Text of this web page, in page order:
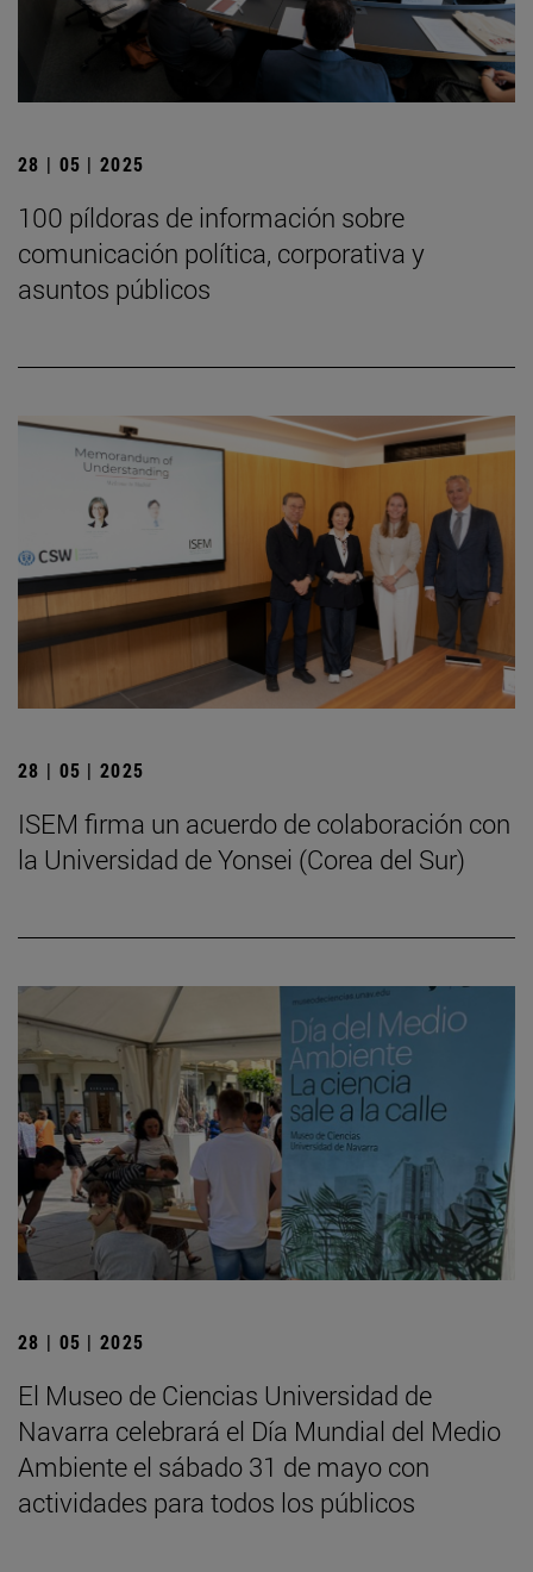
28 | 05 | 2025
100 píldoras de información sobre
comunicación política, corporativa y
asuntos públicos
28 | 05 | 2025
ISEM firma un acuerdo de colaboración con
la Universidad de Yonsei (Corea del Sur)
28 | 05 | 2025
El Museo de Ciencias Universidad de
Navarra celebrará el Día Mundial del Medio
Ambiente el sábado 31 de mayo con
actividades para todos los públicos